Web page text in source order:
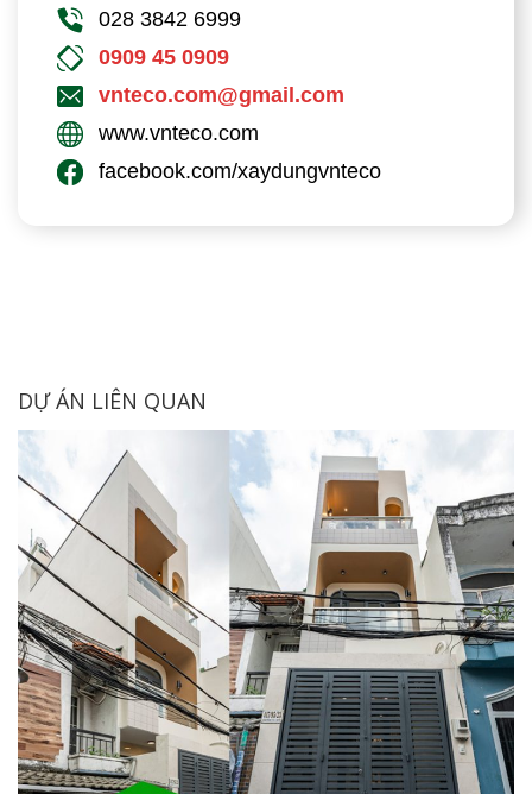
028 3842 6999
0909 45 0909
vnteco.com@gmail.com
www.vnteco.com
facebook.com/xaydungvnteco
DỰ ÁN LIÊN QUAN